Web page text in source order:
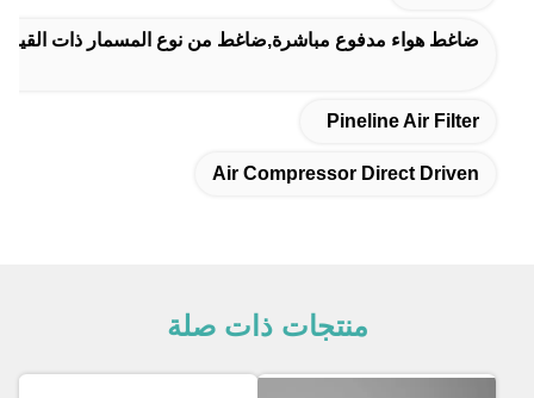
ضاغط هواء مدفوع مباشرة,ضاغط من نوع المسمار ذات القيادة
Pineline Air Filter
Air Compressor Direct Driven
منتجات ذات صلة